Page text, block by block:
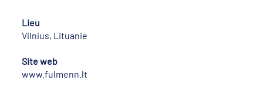
Lieu
Vilnius, Lituanie
Site web
www.fulmenn.lt